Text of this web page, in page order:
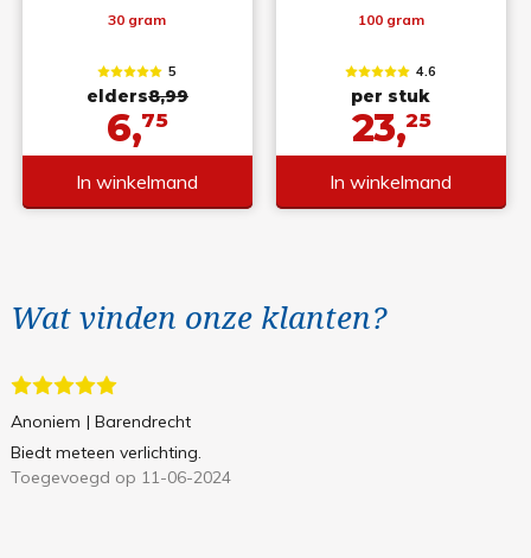
30 gram
5
elders8,99
6,75
In winkelmand
100 gram
4.6
per stuk
23,25
In winkelmand
Wat vinden onze klanten?
Anoniem | Barendrecht
Biedt meteen verlichting.
Toegevoegd op 11-06-2024